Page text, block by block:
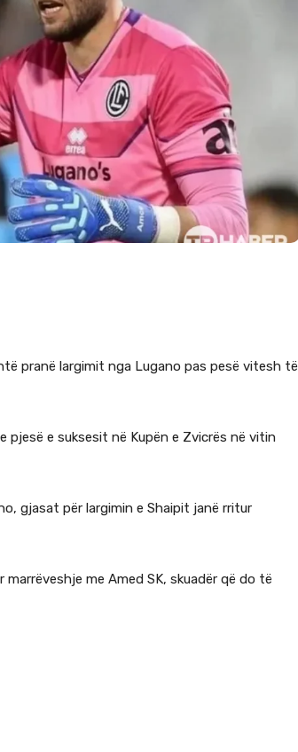
pranë largimit nga Lugano pas pesë vitesh të
pjesë e suksesit në Kupën e Zvicrës në vitin
gjasat për largimin e Shaipit janë rritur
me Amed SK, skuadër që do të